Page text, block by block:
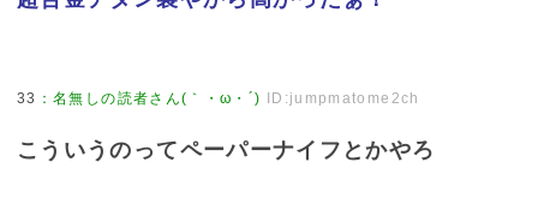
33 ：名無しの読者さん(｀・ω・´) ID:jumpmatome2ch
こういうのってペーパーナイフとかやろ